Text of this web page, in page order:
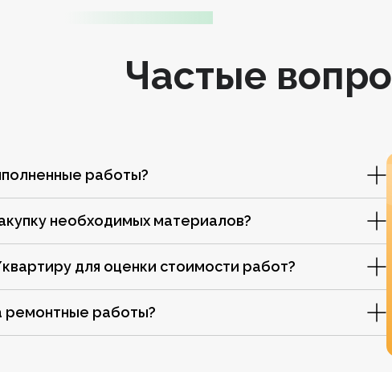
Частые
работы?
необходимых материалов?
для оценки стоимости работ?
ремонтные работы?